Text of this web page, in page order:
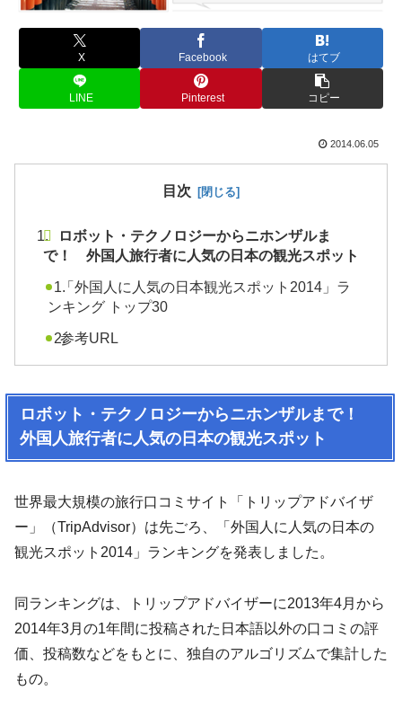
X Facebook はてブ
LINE Pinterest コピー
2014.06.05
目次
ロボット・テクノロジーからニホンザルま
で！ 外国人旅行者に人気の日本の観光スポット
「外国人に人気の日本観光スポット2014」ラ
ンキング トップ30
参考URL
ロボット・テクノロジーからニホンザルまで！
外国人旅行者に人気の日本の観光スポット
世界最大規模の旅行口コミサイト「トリップアドバイザ
ー」（TripAdvisor）は先ごろ、「外国人に人気の日本の
観光スポット2014」ランキングを発表しました。
同ランキングは、トリップアドバイザーに2013年4月から
2014年3月の1年間に投稿された日本語以外の口コミの評
価、投稿数などをもとに、独自のアルゴリズムで集計した
もの。